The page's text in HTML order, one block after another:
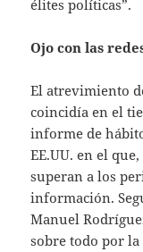
élites políticas”.
Ojo con las
El atrevimiento
coincidía en el
informe de
EE.UU. en el
superan a los
información.
Manuel
sobre todo por